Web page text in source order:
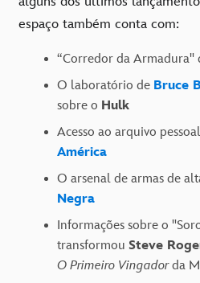
espaço também conta com:
“Corredor da Armadura"
O laboratório de Bruce
sobre o Hulk
Acesso ao arquivo
América
O arsenal de armas de
Negra
Informações sobre o
transformou Steve
O Primeiro Vingadorda